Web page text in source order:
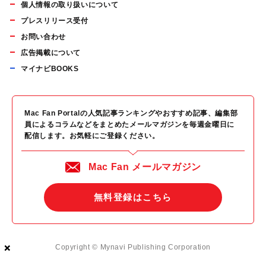
×
×
×
個人情報の取り扱いについて
プレスリリース受付
お問い合わせ
広告掲載について
マイナビBOOKS
Mac Fan Portalの人気記事ランキングやおすすめ記事、編集部
員によるコラムなどをまとめたメールマガジンを毎週金曜日に
配信します。お気軽にご登録ください。
Mac Fan メールマガジン
無料登録はこちら
Copyright © Mynavi Publishing Corporation